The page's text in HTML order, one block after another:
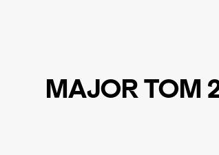
MAJOR TOM